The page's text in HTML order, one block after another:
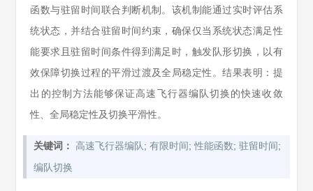
函数与驻留时间联合判断机制。该机制能通过实时评估系
统状态，并结合驻留时间约束，确保仅当系统状态满足性
能要求且驻留时间条件得到满足时，触发队形切换，以有
效保障切换过程的平滑过渡及全局稳定性。结果表明：提
出的控制方法能够保证高速飞行器编队切换的快速收敛
性、全局稳定性及切换平滑性。
关键词： 高速飞行器编队;有限时间 ;性能函数;驻留时间 ;
编队切换